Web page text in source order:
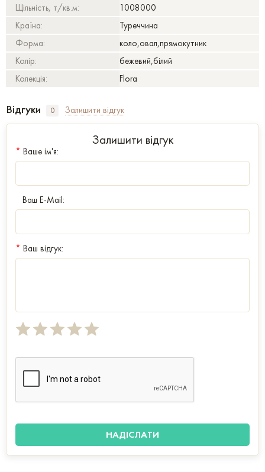
Щільність, т/кв.м:
1008000
Країна:
Туреччина
Форма:
коло,овал,прямокутник
Колір:
бежевий,білий
Колекція:
Flora
Відгуки 0 Залишити відгук
Залишити відгук
* Ваше ім'я:
Ваш E-Mail:
* Ваш відгук: